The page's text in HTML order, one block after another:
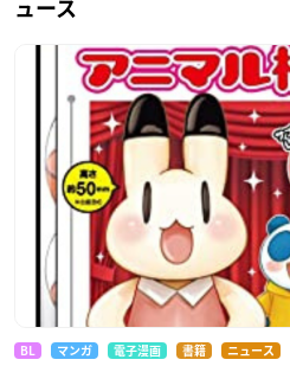
ュース
BL マンガ 電子漫画 書籍 ニュース